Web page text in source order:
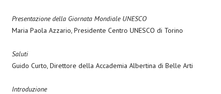
Presentazione della Giornata Mondiale UNESCO
Maria Paola Azzario, Presidente Centro UNESCO di Torino
Saluti
Guido Curto, Direttore della Accademia Albertina di Belle Arti
Introduzione